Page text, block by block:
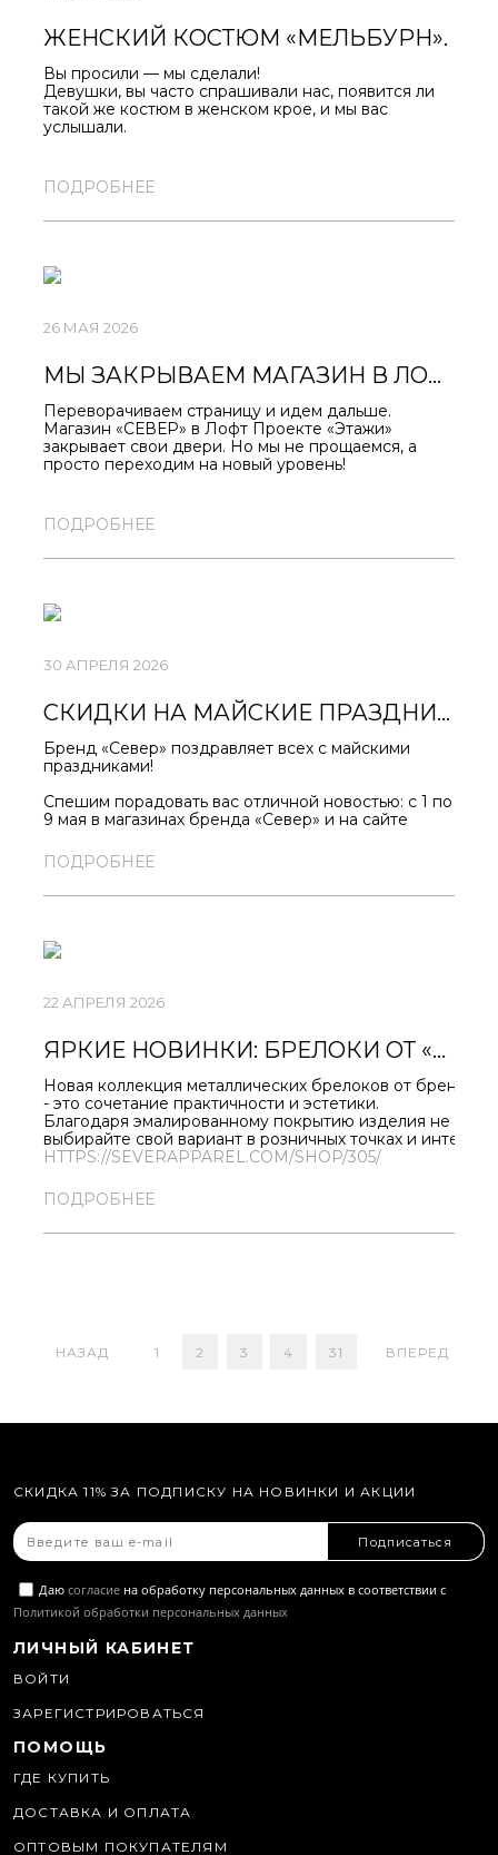
ЖЕНСКИЙ КОСТЮМ «МЕЛЬБУРН».
Вы просили — мы сделали!
Девушки, вы часто спрашивали нас, появится ли
такой же костюм в женском крое, и мы вас
услышали.
женский костюм «Мельбурн».
Чтобы вам было максимально удобно подбирать
размер и собирать образы, мы разделили его на
Первая партия лимитирована, поэтому советуем
быть наготове.
старт продаж и успеть забрать свой размер!
ПОДРОБНЕЕ
26 МАЯ 2026
МЫ ЗАКРЫВАЕМ МАГАЗИН В ЛОФТ ПРОЕКТЕ «ЭТАЖИ». СЛЕДУЮЩАЯ ОСТАНОВКА — ПРОСТРАНСТВО «СЕНО»!
Переворачиваем страницу и идем дальше.
Магазин «СЕВЕР» в Лофт Проекте «Этажи»
закрывает свои двери. Но мы не прощаемся, а
просто переходим на новый уровень!
магазин в стильном пространстве «Сено».
Запоминайте наш будущий адрес: Санкт-
Петербург, ул. Гороховая, 47-49.
новостями — скоро объявим дату!
ПОДРОБНЕЕ
30 АПРЕЛЯ 2026
СКИДКИ НА МАЙСКИЕ ПРАЗДНИКИ ОТ 11% НА ВЕСЬ АССОРТИМЕНТ!
Бренд «Север» поздравляет всех с майскими
праздниками!
Спешим порадовать вас отличной новостью: с 1 по
9 мая в магазинах бренда «Север» и на сайте
ассортимент — включая новинки!
Что вас ждёт:
- стильные аксессуары с северным характером.
цене!
ПОДРОБНЕЕ
22 АПРЕЛЯ 2026
ЯРКИЕ НОВИНКИ: БРЕЛОКИ ОТ «СЕВЕРА» УЖЕ В ПРОДАЖЕ!
Новая коллекция металлических брелоков от бренда
- это сочетание практичности и эстетики.
Благодаря эмалированному покрытию изделия не
выбирайте свой вариант в розничных точках и
HTTPS://SEVERAPPAREL.COM/SHOP/305/
ПОДРОБНЕЕ
НАЗАД 1 2 3 4 31 ВПЕРЕД
СКИДКА 11% ЗА ПОДПИСКУ НА НОВИНКИ И АКЦИИ
Подписаться
Даю согласие на обработку персональных данных в соответствии с
Политикой обработки персональных данных
ЛИЧНЫЙ КАБИНЕТ
ВОЙТИ
ЗАРЕГИСТРИРОВАТЬСЯ
ПОМОЩЬ
ГДЕ КУПИТЬ
ДОСТАВКА И ОПЛАТА
ОПТОВЫМ ПОКУПАТЕЛЯМ